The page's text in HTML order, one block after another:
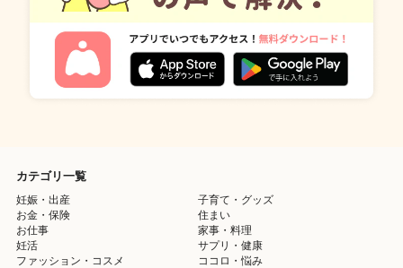
カテゴリ一覧
妊娠・出産
子育て・グッズ
お金・保険
住まい
お仕事
家事・料理
妊活
サプリ・健康
ファッション・コスメ
ココロ・悩み